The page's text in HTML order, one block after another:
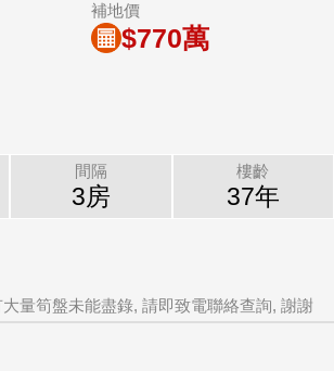
補地價
$770萬
間隔
3房
樓齡
37年
量筍盤未能盡錄, 請即致電聯絡查詢, 謝謝